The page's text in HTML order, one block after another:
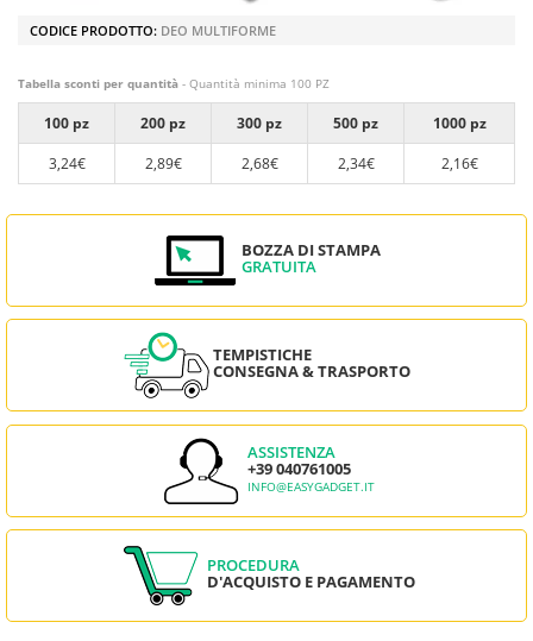
CODICE PRODOTTO: DEO MULTIFORME
Tabella sconti per quantità - Quantità minima 100 PZ
100 pz 200 pz 300 pz 500 pz
1000 pz
3,24€
2,89€ 2,68€ 2,34€ 2,16€
BOZZA DI STAMPA
GRATUITA
TEMPISTICHE
CONSEGNA & TRASPORTO
ASSISTENZA
+39 040761005
INFO@EASYGADGET.IT
PROCEDURA
D'ACQUISTO E PAGAMENTO